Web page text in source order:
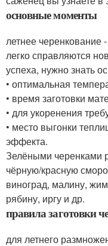
основные моменты
летнее черенкование
легко справляются
успеха, нужно знать
• оптимальная
• время заготовки
• для укоренения
• место выгонки
эффекта.
Зелёными черенками
чёрную/красную
виноград, малину,
рябину, иргу и др.
правила заготовки
для летнего